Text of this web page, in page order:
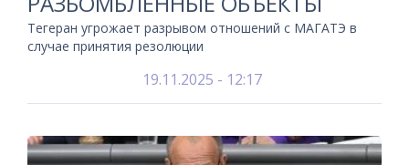
Тегеран угрожает разрывом отношений с МАГАТЭ в
случае принятия резолюции
19.11.2025 - 12:17